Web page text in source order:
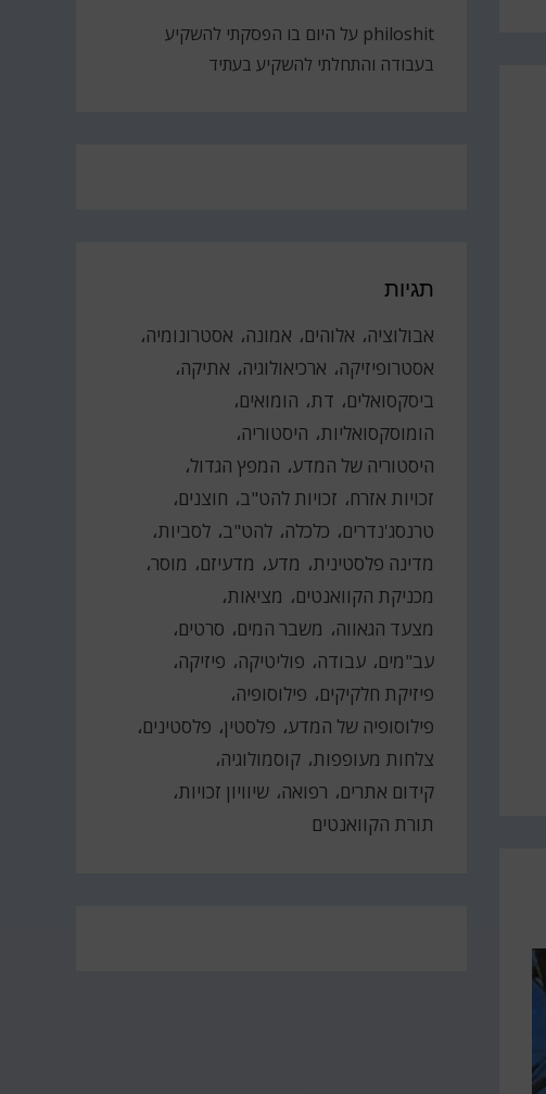
philoshit על היום בו הפסקתי להשקיע
בעבודה והתחלתי להשקיע בעתיד
תגיות
אבולוציה אלוהים אמונה
אסטרונומיה
אסטרופיזיקה
ארכיאולוגיה
אתיקה
ביסקסואלים
דת הומואים
הומוסקסואליות היסטוריה
היסטוריה של המדע המפץ הגדול
זכויות אזרח
זכויות להט"ב חוצנים
טרנסג'נדרים
כלכלה להט"ב לסביות
מדינה פלסטינית
מדע מדעיזם
מוסר
מכניקת הקוואנטים
מציאות
מצעד הגאווה
משבר המים
סרטים
עב"מים עבודה פוליטיקה
פיזיקה
פיזיקת חלקיקים
פילוסופיה
פילוסופיה של המדע פלסטין פלסטינים
צלחות מעופפות קוסמולוגיה
קידום אתרים
רפואה שיוויון זכויות
תורת הקוואנטים